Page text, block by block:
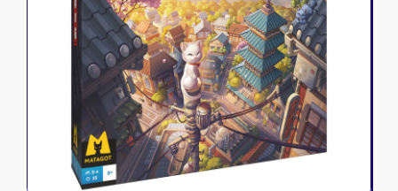
Naruto Mythos
Autres
Tapis de jeu